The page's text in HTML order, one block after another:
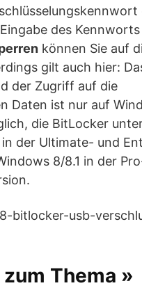
des
können Sie auf
gilt auch hier:
der Zugriff auf die
Daten ist nur auf
die BitLocker
der Ultimate- und
8/8.1 in der
Thema »